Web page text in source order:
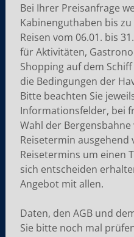
Bei Ihrer Preisanfrage
Kabinenguthaben bis zu
Reisen vom 06.01. bis
für Aktivitäten,
Shopping auf dem
die Bedingungen der
Bitte beachten Sie
Informationsfelder, bei
Wahl der
Reisetermin ausgehend
Reisetermins um einen
sich entscheiden
Angebot mit allen.
Daten, den AGB und
Sie bitte noch mal